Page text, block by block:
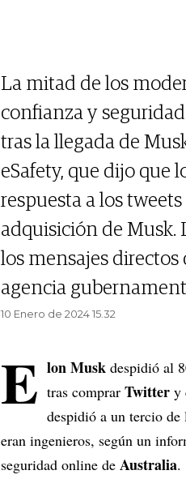
La mitad de los
confianza y
tras la llegada de
eSafety, que dijo que
respuesta a los
adquisición de Musk.
los mensajes
agencia
10 Enero de 2024 15.32
E lon Musk despidió al
tras comprar Twitter y
despidió a un tercio de
eran ingenieros, según un
seguridad online de Australia.